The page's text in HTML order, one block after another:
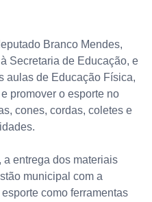
Branco Mendes,
Secretaria de Educação, e
aulas de Educação Física,
promover o esporte no
cones, cordas, coletes e
a entrega dos materiais
municipal com a
como ferramentas